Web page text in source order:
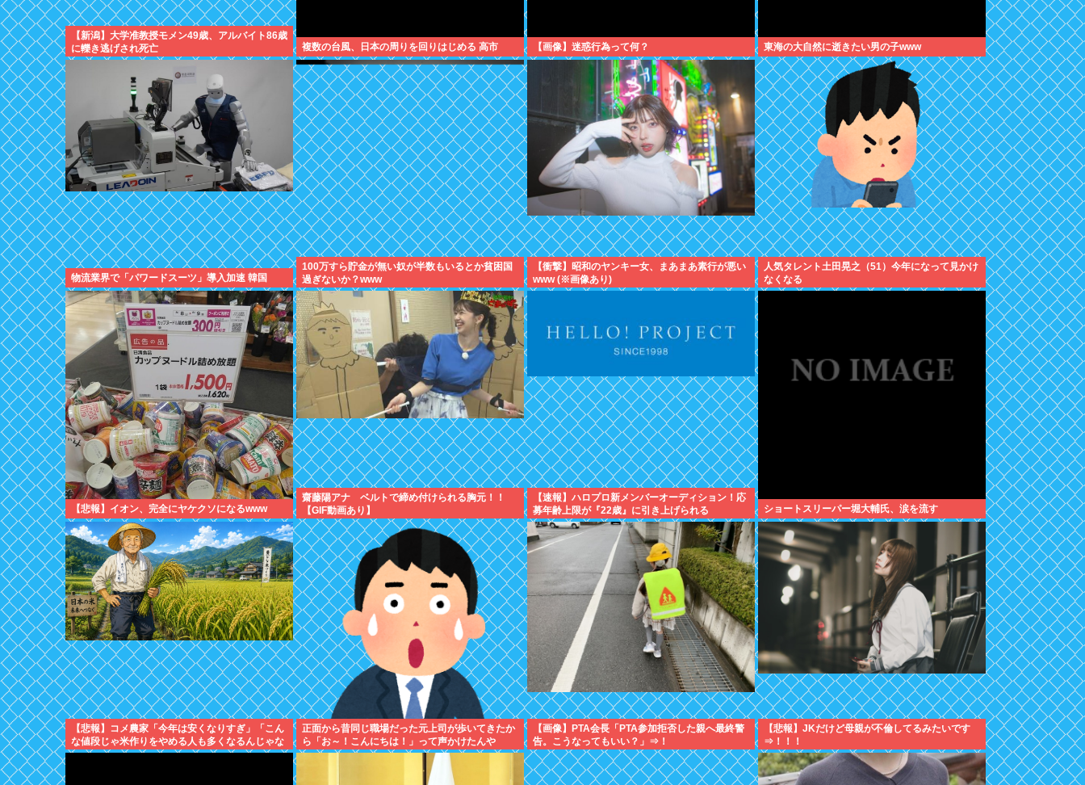
【新潟】大学准教授モメン49歳、アルバイト86歳
に轢き逃げされ死亡
複数の台風、日本の周りを回りはじめる 高市 【画像】迷惑行為って何？ 東海の大自然に逝きたい男の子www
物流業界で「パワードスーツ」導入加速 韓国
100万すら貯金が無い奴が半数もいるとか貧困国
過ぎないか？www
【衝撃】昭和のヤンキー女、まあまあ素行が悪い
www (※画像あり)
人気タレント土田晃之（51）今年になって見かけ
なくなる
【悲報】イオン、完全にヤケクソになるwww
齋藤陽アナ ベルトで締め付けられる胸元！！
【GIF動画あり】
【速報】ハロプロ新メンバーオーディション！応
募年齢上限が『22歳』に引き上げられる
ショートスリーパー堀大輔氏、涙を流す
【悲報】コメ農家「今年は安くなりすぎ」「こん
な値段じゃ米作りをやめる人も多くなるんじゃな
いかな?」
正面から昔同じ職場だった元上司が歩いてきたか
ら「お～！こんにちは！」って声かけたんや
【画像】PTA会長「PTA参加拒否した親へ最終警
告。こうなってもいい？」⇒！
【悲報】JKだけど母親が不倫してるみたいです
⇒！！！